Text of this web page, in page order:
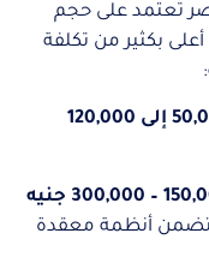
تعتمد على حجم
أعلى بكثير من تكلفة
50,000 إلى 120,000
150,000 – 300,000 جنيه
يتضمن أنظمة معقدة